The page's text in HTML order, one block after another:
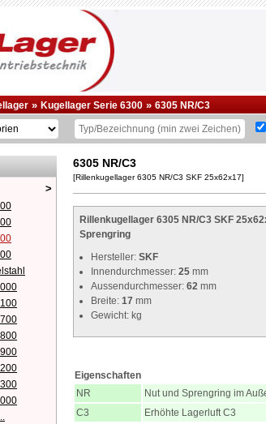
» Kugellager Serie 6300 » 6305 NR/C3
6305 NR/C3
[Rillenkugellager 6305 NR/C3 SKF 25x62x17]
Rillenkugellager 6305 NR/C3 SKF
Sprengring
Hersteller: SKF
Innendurchmesser: 25 mm
Aussendurchmesser: 62 mm
Breite: 17 mm
Gewicht: kg
Eigenschaften
NR
Nut und Sprengring im
C3
Erhöhte Lagerluft C3